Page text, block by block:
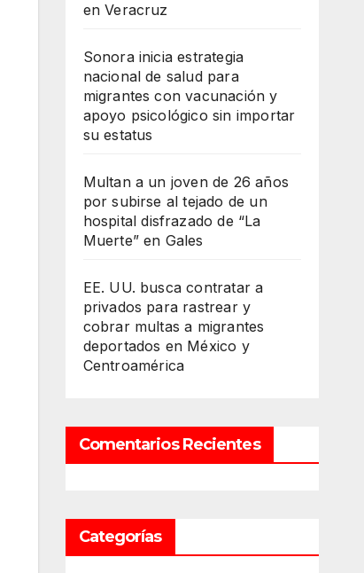
en Veracruz
Sonora inicia estrategia
nacional de salud para
migrantes con vacunación y
apoyo psicológico sin importar
su estatus
Multan a un joven de 26 años
por subirse al tejado de un
hospital disfrazado de “La
Muerte” en Gales
EE. UU. busca contratar a
privados para rastrear y
cobrar multas a migrantes
deportados en México y
Centroamérica
Comentarios Recientes
Categorías